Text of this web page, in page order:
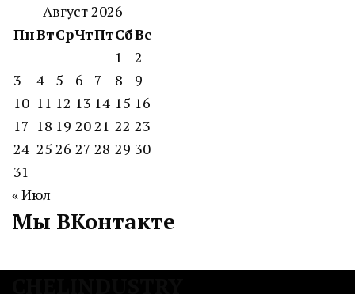
Август 2026
ПнВтСрЧтПтСбВс
1
2
3
4 5 6 7 8
9
10 11 12 13 14 15 16
17 18 19 2021 22 23
24 25 26 27 28 29 30
31
« Июл
Мы ВКонтакте